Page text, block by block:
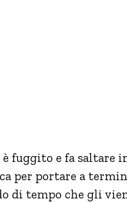
fuggito e fa saltare
per portare a
tempo che gli